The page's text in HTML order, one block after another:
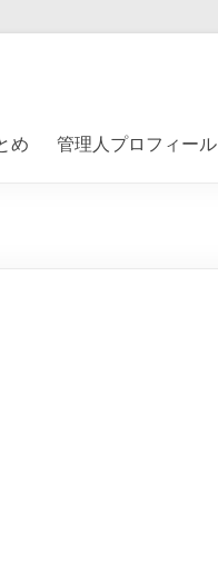
め 管理人プロフィール